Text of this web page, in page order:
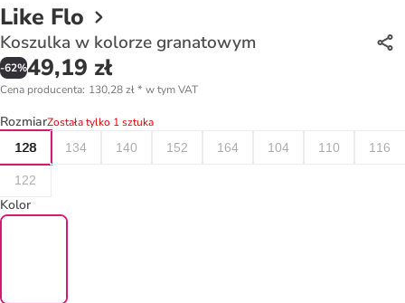
Like Flo
Koszulka w kolorze granatowym
-62%49,19 zł
Cena producenta: 130,28 zł* w tym VAT
RozmiarZostała tylko 1 sztuka
128
134 140 152 164 104 110 116
122
Kolor